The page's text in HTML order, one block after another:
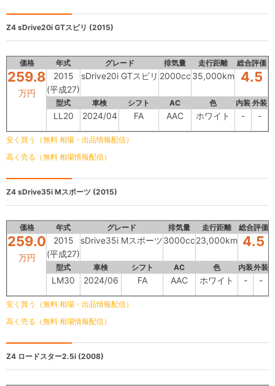
Z4 sDrive20i GTスピリ (2015)
価格 年式 グレード 排気量 走行距離 総合評価
259.8
万円
2015
(平成27)
sDrive20i GTスピリ 2000cc 35,000km 4.5
型式 車検 シフト AC 色 内装 外装
LL20 2024/04 FA AAC ホワイト - -
安く買う（無料 相場・出品情報配信）
高く売る（無料 相場情報配信）
Z4 sDrive35i Mスポーツ (2015)
価格 年式 グレード 排気量 走行距離 総合評価
259.0
万円
2015
(平成27)
sDrive35i Mスポーツ3000cc23,000km 4.5
型式 車検 シフト AC 色 内装外装
LM30 2024/06 FA AAC ホワイト - -
安く買う（無料 相場・出品情報配信）
高く売る（無料 相場情報配信）
Z4 ロードスター2.5i (2008)